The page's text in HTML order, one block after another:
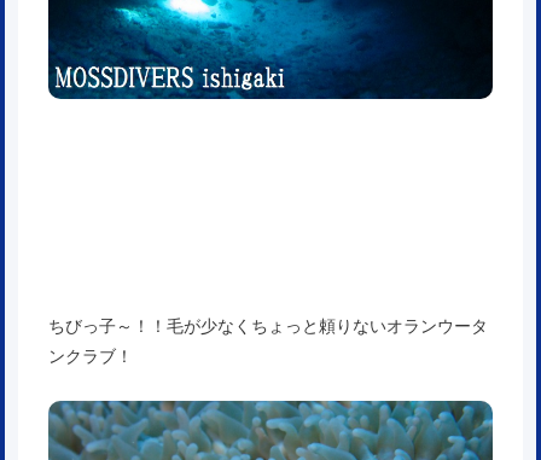
ちびっ子～！！毛が少なくちょっと頼りないオランウータ
ンクラブ！